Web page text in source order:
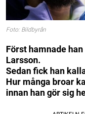
Foto: Bildbyrån
Först hamnade
Larsson.
Sedan fick han
Hur många broar
innan han gör sig